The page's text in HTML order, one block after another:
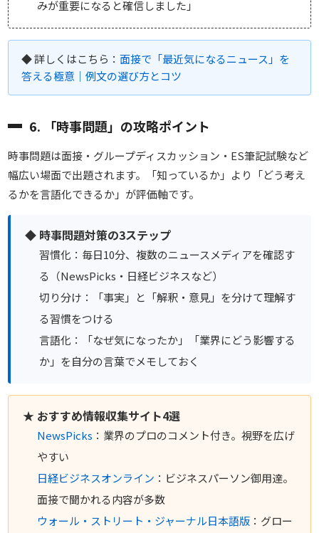
みが重要になると確信しました」
◆ 詳しくはこちら：面接で「最近気になるニュース」を
答える極意｜例文の選び方とコツ
6. 「時事問題」の攻略ポイント
時事問題は面接・グループディスカッション・ES筆記試験など
幅広い場面で出題されます。「知っているか」より「どう考え
るかを言語化できるか」が評価軸です。
◆ 時事問題対策の3ステップ
習慣化：毎日10分、複数のニュースメディアを確認す
る（NewsPicks・日経ビジネスなど）
切り分け：「事実」と「解釈・意見」を分けて理解す
る習慣をつける
言語化：「なぜ気になったか」「業界にどう影響する
か」を自分の言葉でメモしておく
★ おすすめ情報収集サイト4選
NewsPicks ：業界のプロのコメント付き。視野を広げ
やすい
日経ビジネスオンライン ：ビジネスパーソン御用達。
面接で聞かれる内容が多数
ウォール・ストリート・ジャーナル日本語版 ：グロー